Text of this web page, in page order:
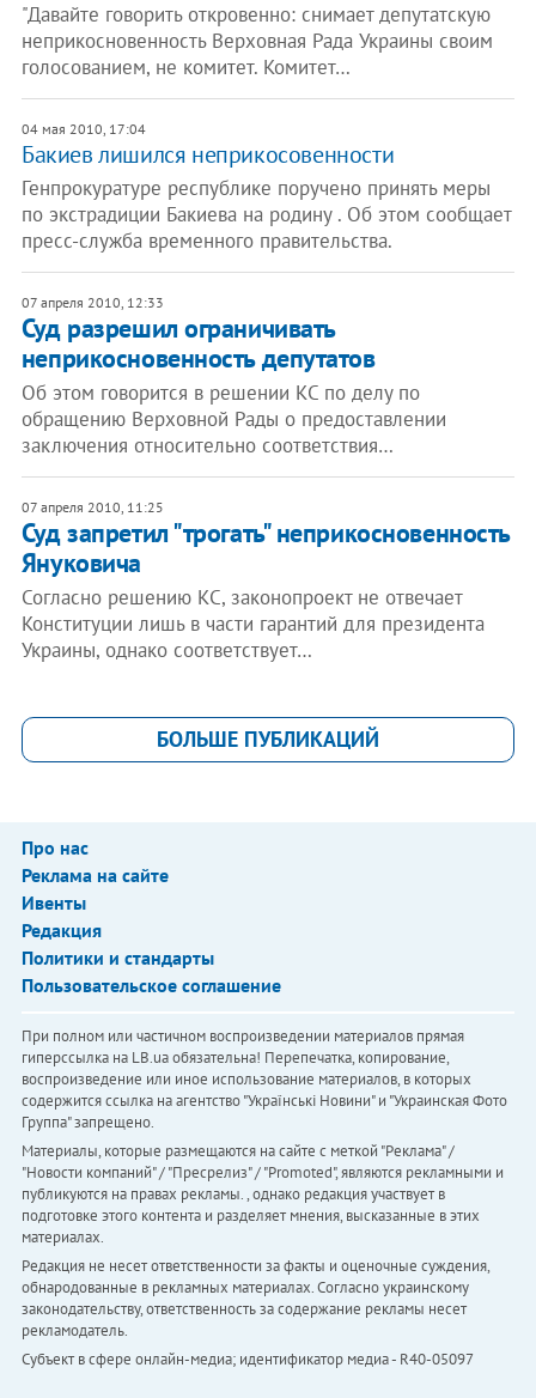
"Давайте говорить откровенно: снимает депутатскую
неприкосновенность Верховная Рада Украины своим
голосованием, не комитет. Комитет…
04 мая 2010, 17:04
Бакиев лишился неприкосовенности
Генпрокуратуре республике поручено принять меры
по экстрадиции Бакиева на родину . Об этом сообщает
пресс-служба временного правительства.
07 апреля 2010, 12:33
Суд разрешил ограничивать
неприкосновенность депутатов
Об этом говорится в решении КС по делу по
обращению Верховной Рады о предоставлении
заключения относительно соответствия…
07 апреля 2010, 11:25
Суд запретил "трогать" неприкосновенность
Януковича
Согласно решению КС, законопроект не отвечает
Конституции лишь в части гарантий для президента
Украины, однако соответствует…
БОЛЬШЕ ПУБЛИКАЦИЙ
Про нас
Реклама на сайте
Ивенты
Редакция
Политики и стандарты
Пользовательское соглашение
При полном или частичном воспроизведении материалов прямая
гиперссылка на LB.ua обязательна! Перепечатка, копирование,
воспроизведение или иное использование материалов, в которых
содержится ссылка на агентство "Українськi Новини" и "Украинская Фото
Группа" запрещено.
Материалы, которые размещаются на сайте с меткой "Реклама" /
"Новости компаний" / "Пресрелиз" / "Promoted", являются рекламными и
публикуются на правах рекламы. , однако редакция участвует в
подготовке этого контента и разделяет мнения, высказанные в этих
материалах.
Редакция не несет ответственности за факты и оценочные суждения,
обнародованные в рекламных материалах. Согласно украинскому
законодательству, ответственность за содержание рекламы несет
рекламодатель.
Субъект в сфере онлайн-медиа; идентификатор медиа - R40-05097